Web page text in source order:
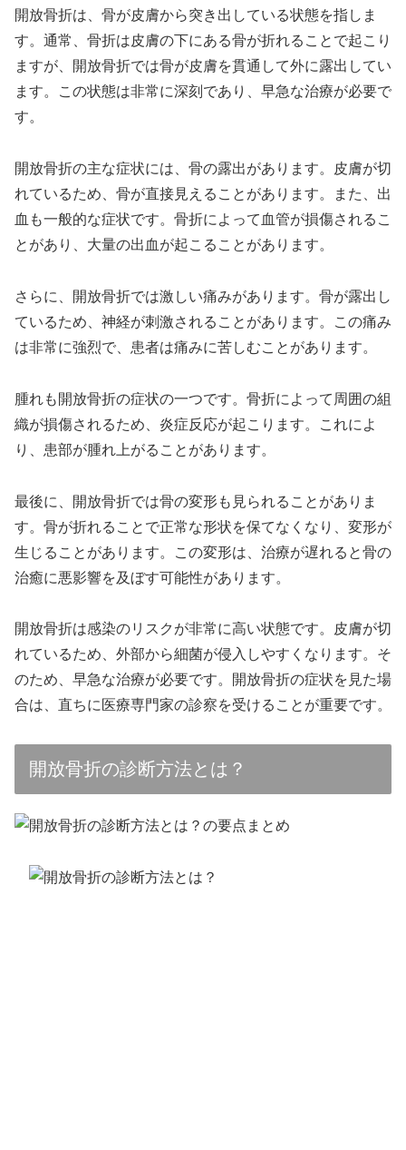
開放骨折は、骨が皮膚から突き出している状態を指しま
す。通常、骨折は皮膚の下にある骨が折れることで起こり
ますが、開放骨折では骨が皮膚を貫通して外に露出してい
ます。この状態は非常に深刻であり、早急な治療が必要で
す。
開放骨折の主な症状には、骨の露出があります。皮膚が切
れているため、骨が直接見えることがあります。また、出
血も一般的な症状です。骨折によって血管が損傷されるこ
とがあり、大量の出血が起こることがあります。
さらに、開放骨折では激しい痛みがあります。骨が露出し
ているため、神経が刺激されることがあります。この痛み
は非常に強烈で、患者は痛みに苦しむことがあります。
腫れも開放骨折の症状の一つです。骨折によって周囲の組
織が損傷されるため、炎症反応が起こります。これによ
り、患部が腫れ上がることがあります。
最後に、開放骨折では骨の変形も見られることがありま
す。骨が折れることで正常な形状を保てなくなり、変形が
生じることがあります。この変形は、治療が遅れると骨の
治癒に悪影響を及ぼす可能性があります。
開放骨折は感染のリスクが非常に高い状態です。皮膚が切
れているため、外部から細菌が侵入しやすくなります。そ
のため、早急な治療が必要です。開放骨折の症状を見た場
合は、直ちに医療専門家の診察を受けることが重要です。
開放骨折の診断方法とは？